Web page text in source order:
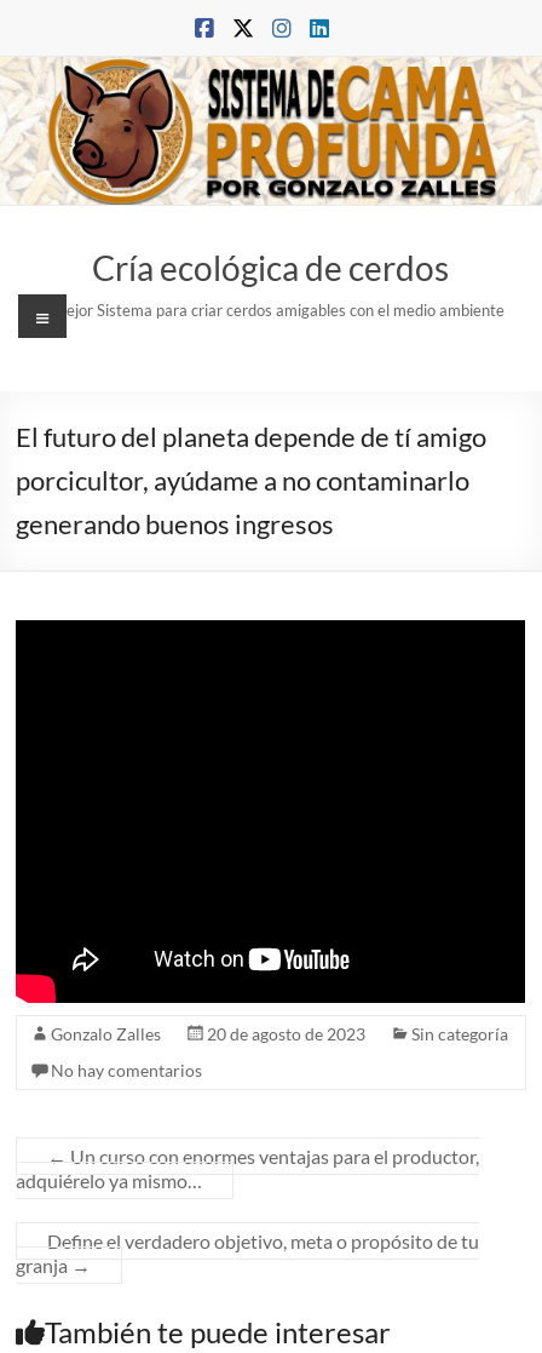
contenido
Cría ecológica de cerdos
El mejor Sistema para criar cerdos amigables con el medio ambiente
Menú
El futuro del planeta depende de tí amigo
porcicultor, ayúdame a no contaminarlo
generando buenos ingresos
Gonzalo Zalles 20 de agosto de 2023
Sin categoría
No hay comentarios
← Un curso con enormes ventajas para el productor,
adquiérelo ya mismo…
Define el verdadero objetivo, meta o propósito de tu
granja →
También te puede interesar